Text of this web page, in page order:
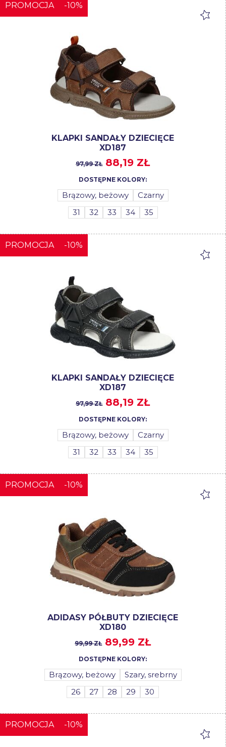
PROMOCJA -10%
KLAPKI SANDAŁY DZIECIĘCE
XD187
97,99 ZŁ 88,19 ZŁ
DOSTĘPNE KOLORY:
Brązowy, beżowy
Czarny
31
32 33 34 35
PROMOCJA -10%
KLAPKI SANDAŁY DZIECIĘCE
XD187
97,99 ZŁ 88,19 ZŁ
DOSTĘPNE KOLORY:
Brązowy, beżowy
Czarny
31
32 33 34 35
PROMOCJA -10%
ADIDASY PÓŁBUTY DZIECIĘCE
XD180
99,99 ZŁ 89,99 ZŁ
DOSTĘPNE KOLORY:
Brązowy, beżowy
Szary, srebrny
26
27 28 29 30
PROMOCJA -10%